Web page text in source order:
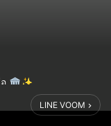
อ 🏛️✨
เดินหน้าได้อย่างมั่นใจ
LINE VOOM